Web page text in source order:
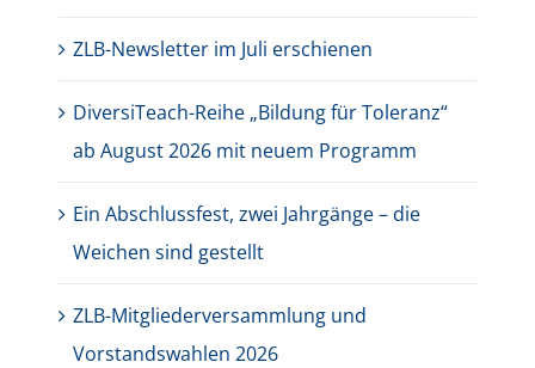
ZLB-Newsletter im Juli erschienen
DiversiTeach-Reihe „Bildung für Toleranz“
ab August 2026 mit neuem Programm
Ein Abschlussfest, zwei Jahrgänge – die
Weichen sind gestellt
ZLB-Mitgliederversammlung und
Vorstandswahlen 2026